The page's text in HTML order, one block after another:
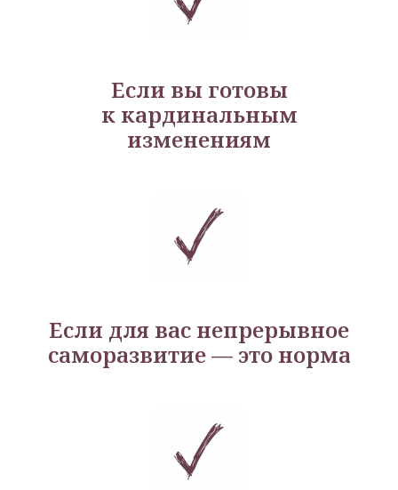
Если вы готовы
к кардинальным
изменениям
Если для вас непрерывное
саморазвитие — это норма